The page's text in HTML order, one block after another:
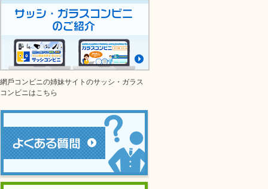
網⼾コンビニの姉妹サイトのサッシ・ガラス
コンビニはこちら